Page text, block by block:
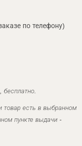
по телефону)
бесплатно.
есть в выбранном
пункте выдачи -